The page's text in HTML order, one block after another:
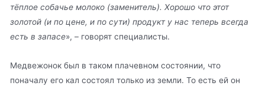
тёплое собачье молоко (заменитель). Хорошо что этот
золотой (и по цене, и по сути) продукт у нас теперь всегда
есть в запасе», – говорят специалисты.
Медвежонок был в таком плачевном состоянии, что
поначалу его кал состоял только из земли. То есть ей он